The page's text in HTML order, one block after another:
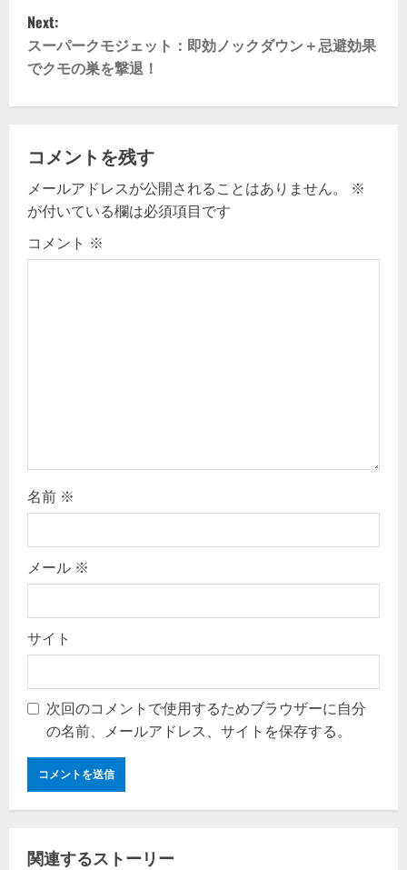
s
t
n
v
i
g
Next:
スーパークモジェット：即効ノックダウン＋忌避効果
でクモの巣を撃退！
コメントを残す
メールアドレスが公開されることはありません。
※
が付いている欄は必須項目です
コメント ※
名前 ※
メール ※
サイト
次回のコメントで使用するためブラウザーに自分
の名前、メールアドレス、サイトを保存する。
関連するストーリー